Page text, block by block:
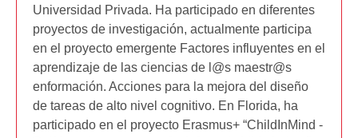
Universidad Privada. Ha participado en diferentes
proyectos de investigación, actualmente participa
en el proyecto emergente Factores influyentes en el
aprendizaje de las ciencias de l@s maestr@s
enformación. Acciones para la mejora del diseño
de tareas de alto nivel cognitivo. En Florida, ha
participado en el proyecto Erasmus+ “ChildInMind -